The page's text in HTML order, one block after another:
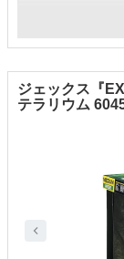
ジェックス『
テラリウム 6045